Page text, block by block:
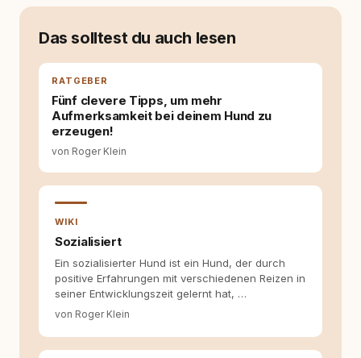
moderner Hundeerziehung
entsteht echte Bindung dort, wo Verständnis
Wissen ersetzt – nicht umgekehrt. Aus dieser
Entwicklung entstand rundum.dog – ein
Wissens- und Serviceportal für
Hundehalter:innen in Deutschland, Österreich
und der Schweiz. Meine Überzeugung:
Tierschutz beginnt mit Wissen. Wer seinen
Hund versteht, trifft bessere Entscheidungen –
für ein Zusammenleben, das beiden guttut.
Das solltest du auch lesen
RATGEBER
Fünf clevere Tipps, um mehr
Aufmerksamkeit bei deinem Hund zu
erzeugen!
von Roger Klein
WIKI
Sozialisiert
Ein sozialisierter Hund ist ein Hund, der durch
positive Erfahrungen mit verschiedenen Reizen in
seiner Entwicklungszeit gelernt hat, …
von Roger Klein